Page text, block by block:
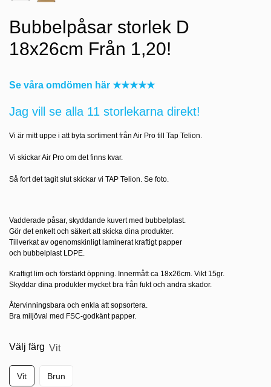
Bubbelpåsar storlek D
18x26cm Från 1,20!
Se våra omdömen här ★★★★★
Jag vill se alla 11 storlekarna direkt!
Vi är mitt uppe i att byta sortiment från Air Pro till Tap Telion.
Vi skickar Air Pro om det finns kvar.
Så fort det tagit slut skickar vi TAP Telion. Se foto.
Vadderade påsar, skyddande kuvert med bubbelplast.
Gör det enkelt och säkert att skicka dina produkter.
Tillverkat av ogenomskinligt laminerat kraftigt papper
och bubbelplast LDPE.
Kraftigt lim och förstärkt öppning. Innermått ca 18x26cm. Vikt 15gr.
Skyddar dina produkter mycket bra från fukt och andra skador.
Återvinningsbara och enkla att sopsortera.
Bra miljöval med FSC-godkänt papper.
Välj färg Vit
Vit Brun